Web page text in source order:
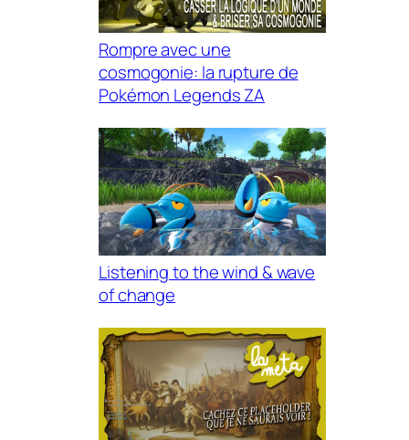
Rompre avec une
cosmogonie: la rupture de
Pokémon Legends ZA
Listening to the wind & wave
of change